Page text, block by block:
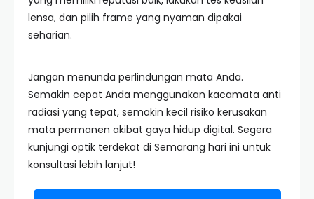
lensa, dan pilih frame yang nyaman dipakai
seharian.
Jangan menunda perlindungan mata Anda.
Semakin cepat Anda menggunakan kacamata anti
radiasi yang tepat, semakin kecil risiko kerusakan
mata permanen akibat gaya hidup digital. Segera
kunjungi optik terdekat di Semarang hari ini untuk
konsultasi lebih lanjut!